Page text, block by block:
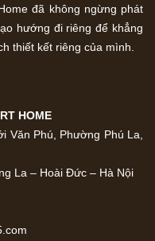
đã không ngừng phát
hướng đi riêng để khẳng
thiết kết riêng của mình.
HOME
Văn Phú, Phường Phú La,
La – Hoài Đức – Hà Nội